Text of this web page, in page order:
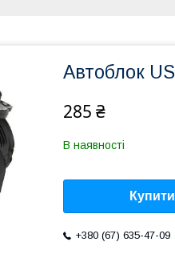
Автоблок
285 ₴
В наявності
Купити
+380 (67) 635-47-09